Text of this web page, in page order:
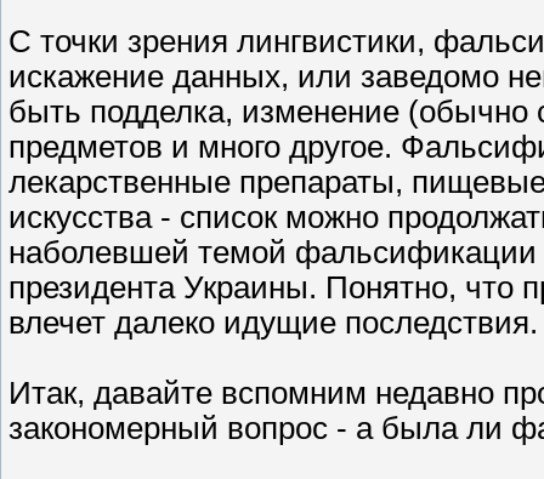
С точки зрения лингвистики,
искажение данных, или заведомо
быть подделка, изменение (обычно
предметов и много другое.
лекарственные препараты,
искусства - список можно
наболевшей темой фальсификации
президента Украины. Понятно,
влечет далеко идущие последствия.
Итак, давайте вспомним недавно
закономерный вопрос - а была ли